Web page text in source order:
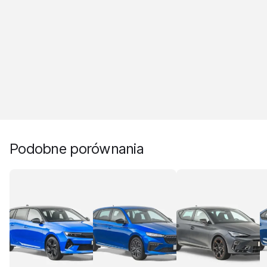
Podobne porównania